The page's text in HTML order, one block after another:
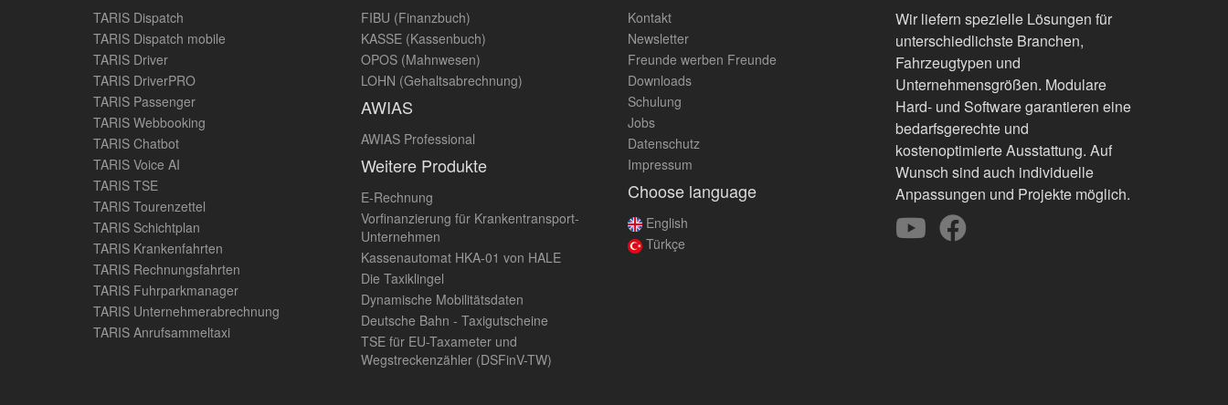
TARIS Dispatch
TARIS Dispatch mobile
TARIS Driver
TARIS DriverPRO
TARIS Passenger
TARIS Webbooking
TARIS Chatbot
TARIS Voice AI
TARIS TSE
TARIS Tourenzettel
TARIS Schichtplan
TARIS Krankenfahrten
TARIS Rechnungsfahrten
TARIS Fuhrparkmanager
TARIS Unternehmerabrechnung
TARIS Anrufsammeltaxi
FIBU (Finanzbuch)
KASSE (Kassenbuch)
OPOS (Mahnwesen)
LOHN (Gehaltsabrechnung)
AWIAS
AWIAS Professional
Weitere Produkte
E-Rechnung
Vorfinanzierung für Krankentransport-
Unternehmen
Kassenautomat HKA-01 von HALE
Die Taxiklingel
Dynamische Mobilitätsdaten
Deutsche Bahn - Taxigutscheine
TSE für EU-Taxameter und
Wegstreckenzähler (DSFinV-TW)
Kontakt
Newsletter
Freunde werben Freunde
Downloads
Schulung
Jobs
Datenschutz
Impressum
Choose language
English
Türkçe
Wir liefern spezielle Lösungen für
unterschiedlichste Branchen,
Fahrzeugtypen und
Unternehmensgrößen. Modulare
Hard- und Software garantieren eine
bedarfsgerechte und
kostenoptimierte Ausstattung. Auf
Wunsch sind auch individuelle
Anpassungen und Projekte möglich.